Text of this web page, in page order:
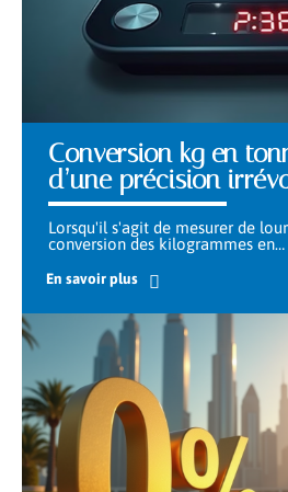
Conversion kg en
d’une précision
Lorsqu'il s'agit de mesurer de
conversion des kilogrammes en…
En savoir plus